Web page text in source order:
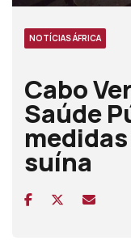
NOTÍCIAS ÁFRICA
Cabo
Saúde
suína